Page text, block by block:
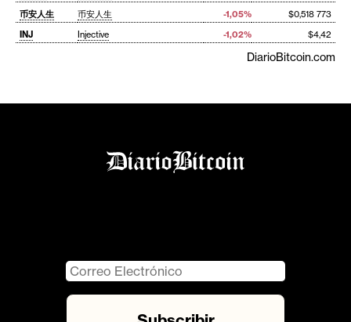
币安人生
币安人生 -1,05%
$0,518 773
INJ
Injective -1,02% $4,42
DiarioBitcoin.com